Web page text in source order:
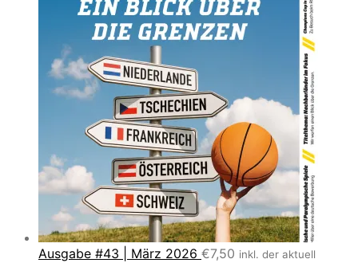
Ausgabe #43 | März 2026 €7,50 inkl. der aktuell